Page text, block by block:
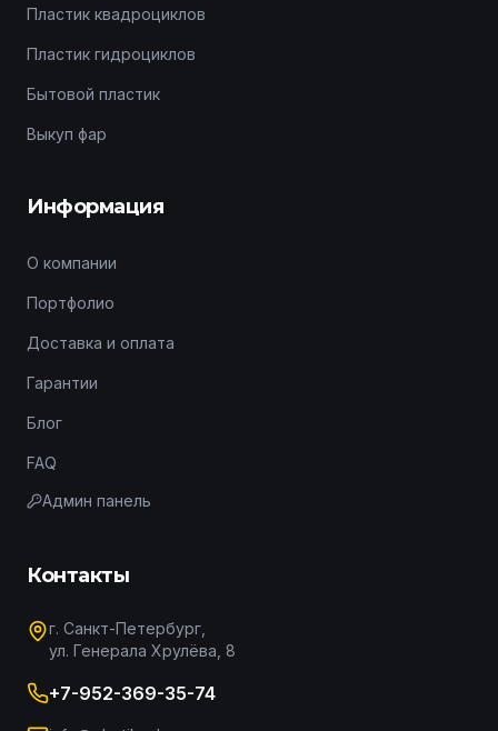
Пластик квадроциклов
Пластик гидроциклов
Бытовой пластик
Выкуп фар
Информация
О компании
Портфолио
Доставка и оплата
Гарантии
Блог
FAQ
Админ панель
Контакты
г. Санкт-Петербург,
ул. Генерала Хрулёва, 8
+7-952-369-35-74